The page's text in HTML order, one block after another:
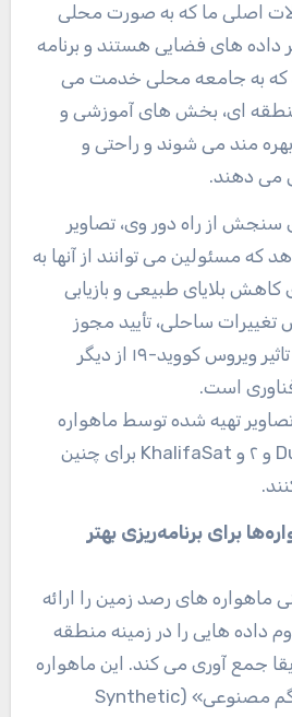
اصلی ما که به صورت محلی
داده های فضایی هستند و برنامه
که به جامعه محلی خدمت می
ای، بخش های آموزشی و
مند می شوند و راحتی و
می دهند.
سنجش از راه دور وی، تصاویر
که مسئولین می توانند از آنها به
کاهش بلایای طبیعی و بازیابی
تغییرات ساحلی، تأیید مجوز
ساختمان، اندازه گیری تاثیر ویروس کووید-۱۹ از دیگر
است.
تهیه شده توسط ماهواره
های دولتی DubaiSat-۱ و ۲ و KhalifaSat برای چنین
برای برنامه‌ریزی بهتر
ماهواره های رصد زمین را ارائه
داده هایی را در زمینه منطقه
جمع آوری می کند. این ماهواره
ها از یک «رادار دیافراگم مصنوعی» (Synthetic